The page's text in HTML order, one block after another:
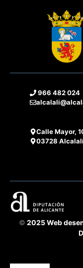
966 482 024
Calle Mayor,
03728
© 2025 Web